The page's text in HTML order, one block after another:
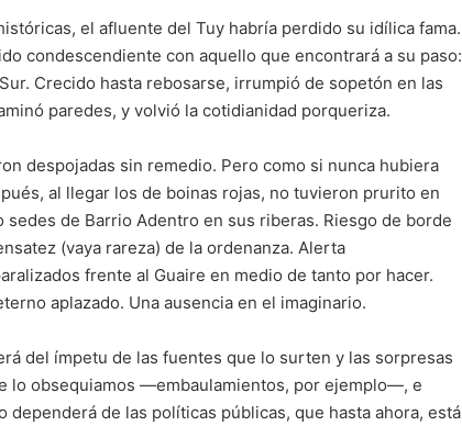
el afluente del Tuy habría perdido su idílica fama.
condescendiente con aquello que encontrará a su paso:
Crecido hasta rebosarse, irrumpió de sopetón en las
paredes, y volvió la cotidianidad porqueriza.
despojadas sin remedio. Pero como si nunca hubiera
al llegar los de boinas rojas, no tuvieron prurito en
de Barrio Adentro en sus riberas. Riesgo de borde
(vaya rareza) de la ordenanza. Alerta
frente al Guaire en medio de tanto por hacer.
aplazado. Una ausencia en el imaginario.
del ímpetu de las fuentes que lo surten y las sorpresas
lo obsequiamos —embaulamientos, por ejemplo—, e
de las políticas públicas, que hasta ahora, está